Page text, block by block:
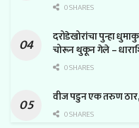
0 SHARES
दरोडेखोरांचा पुन्हा
चोरून थुकून गेले –
0 SHARES
वीज पडुन एक तरुण ठार,
0 SHARES